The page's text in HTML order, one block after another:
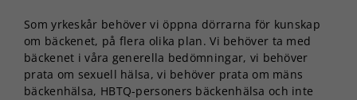
Som yrkeskår behöver vi öppna dörrarna för kunskap
om bäckenet, på flera olika plan. Vi behöver ta med
bäckenet i våra generella bedömningar, vi behöver
prata om sexuell hälsa, vi behöver prata om mäns
bäckenhälsa, HBTQ-personers bäckenhälsa och inte